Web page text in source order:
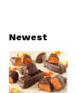
Newest